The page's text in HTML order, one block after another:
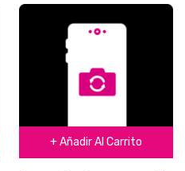
+ Añadir Al Carrito